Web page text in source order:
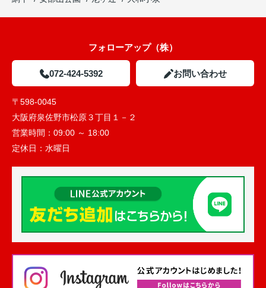
フォローアップ（株）
072-424-5392 お問い合わせ
〒598-0045
大阪府泉佐野市松原３丁目１－２
営業時間： 09:00 ～ 18:00
定休日： 水曜日